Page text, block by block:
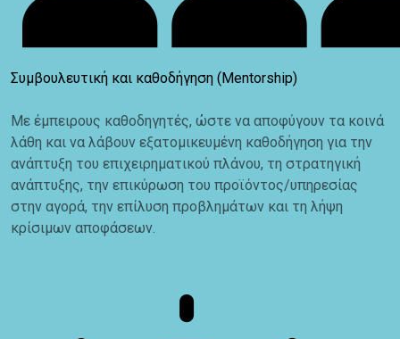
Συμβουλευτική και καθοδήγηση (Mentorship)
Με έμπειρους καθοδηγητές, ώστε να αποφύγουν τα κοινά
λάθη και να λάβουν εξατομικευμένη καθοδήγηση για την
ανάπτυξη του επιχειρηματικού πλάνου, τη στρατηγική
ανάπτυξης, την επικύρωση του προϊόντος/υπηρεσίας
στην αγορά, την επίλυση προβλημάτων και τη λήψη
κρίσιμων αποφάσεων.